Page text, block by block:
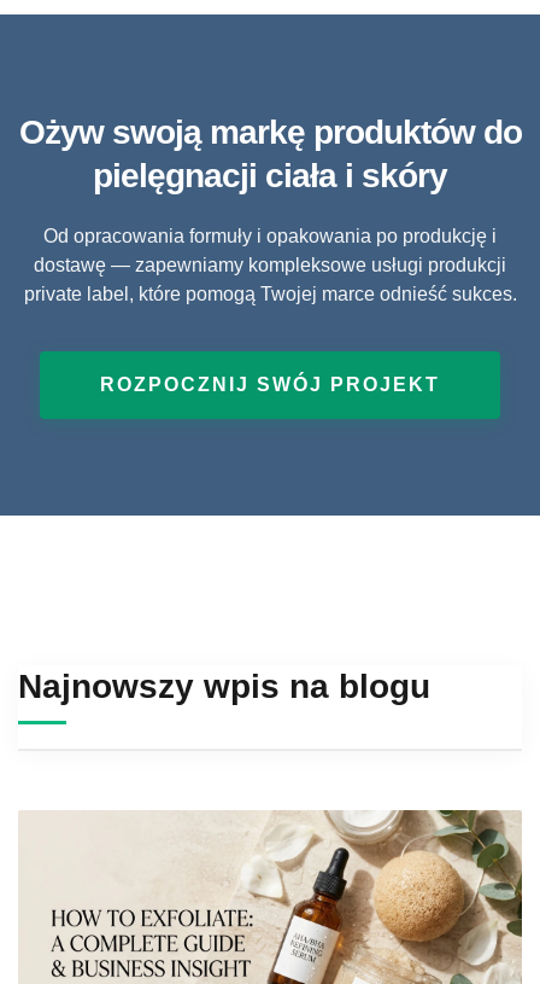
Ożyw swoją markę produktów do
pielęgnacji ciała i skóry
Od opracowania formuły i opakowania po produkcję i
dostawę — zapewniamy kompleksowe usługi produkcji
private label, które pomogą Twojej marce odnieść sukces.
ROZPOCZNIJ SWÓJ PROJEKT
Najnowszy wpis na blogu